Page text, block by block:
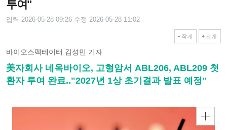
투여"
입력 2026-05-28 09:26 수정 2026-05-28 11:02
작게 크게
바이오스펙테이터 김성민 기자
美자회사 네옥바이오, 고형암서 ABL206, ABL209 첫
환자 투여 완료.."2027년 1상 초기결과 발표 예정"